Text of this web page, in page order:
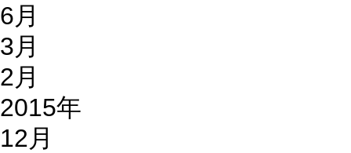
6月
3月
2月
2015年
12月